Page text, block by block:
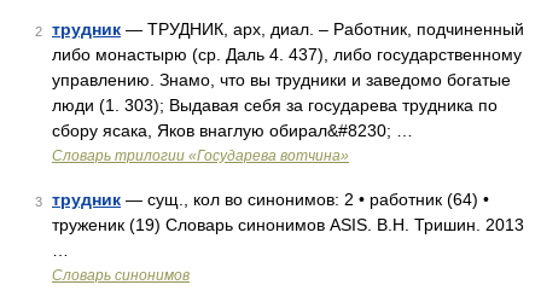
2 трудник — ТРУДНИК, арх, диал. – Работник, подчиненный
либо монастырю (ср. Даль 4. 437), либо государственному
управлению. Знамо, что вы трудники и заведомо богатые
люди (1. 303); Выдавая себя за государева трудника по
сбору ясака, Яков внаглую обирал&#8230; …
Словарь трилогии «Государева вотчина»
3 трудник — сущ., кол во синонимов: 2 • работник (64) •
труженик (19) Словарь синонимов ASIS. В.Н. Тришин. 2013
Словарь синонимов